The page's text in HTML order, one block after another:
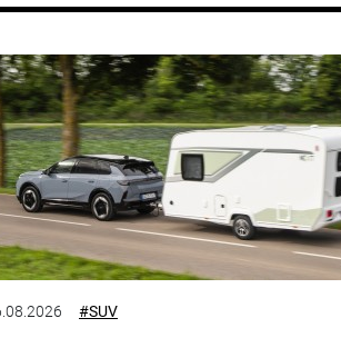
#SUV